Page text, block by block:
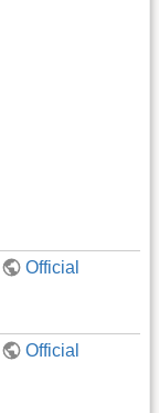
Official
Official